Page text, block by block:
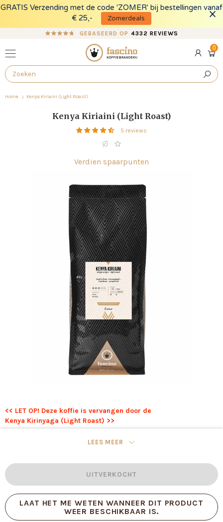
GRATIS Verzending met de code 'ZOMER' bij bestellingen vanaf
€ 25,-
Zomerdeals
GEBASEERD OP 4332 REVIEWS
Log
in
cart
00
Home Kenya Kiriaini (Light Roast)
Kenya Kiriaini (Light Roast)
5 reviews
Verdien spaarpunten
<< LET OP! Deze koffie is vervangen door de
Kenya Kirinyaga (Light Roast) >>
Deze bijzondere, complexe koffie uit Kenya is licht gebrand en
afdronk. Heerlijk voor al je filterkoffie bereidingen of als je van een
frisse, fruitige espresso houdt.
LEES MEER
UITVERKOCHT
LAAT HET ME WETEN WANNEER DIT PRODUCT
WEER BESCHIKBAAR IS.